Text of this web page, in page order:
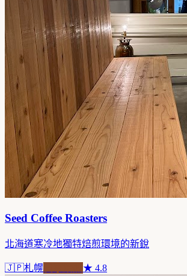
Seed Coffee Roasters
北海道寒冷地獨特焙煎環境的新銳
🇯🇵札幌 ★ 4.8